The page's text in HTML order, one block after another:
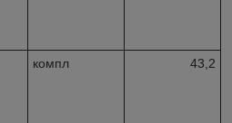
компл 43,2